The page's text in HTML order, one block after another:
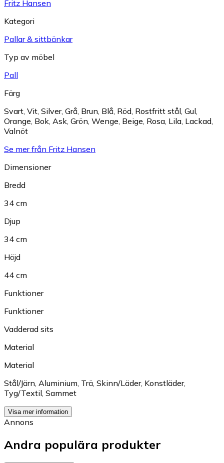
Fritz Hansen
Kategori
Pallar & sittbänkar
Typ av möbel
Pall
Färg
Svart Vit Silver, Grå Brun Blå Röd Rostfritt stål Gul
Orange Bok Ask Grön Wenge Beige Rosa Lila Lackad
Valnöt
Se mer från Fritz Hansen
Dimensioner
Bredd
34 cm
Djup
34 cm
Höjd
44 cm
Funktioner
Funktioner
Vadderad sits
Material
Material
Stål/Järn Aluminium Trä Skinn/Läder, Konstläder,
Tyg/Textil Sammet
Visa mer information
Annons
Andra populära produkter